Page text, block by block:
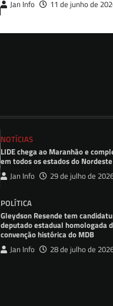
Jan Info 11 de junho de
NOTÍCIAS
LIDE chega ao Maranhão e
em todos os estados do Nordeste
Jan Info 29 de julho de
POLÍTICA
Gleydson Resende tem
deputado estadual homologada
convenção histórica do MDB
Jan Info 28 de julho de